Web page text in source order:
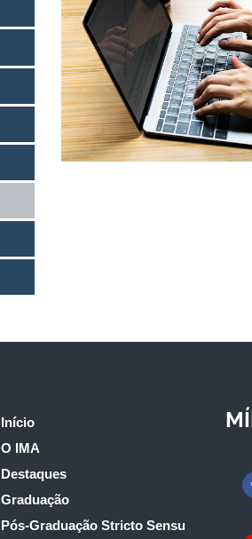
Início
O IMA
Destaques
Graduação
Pós-Graduação Stricto Sensu